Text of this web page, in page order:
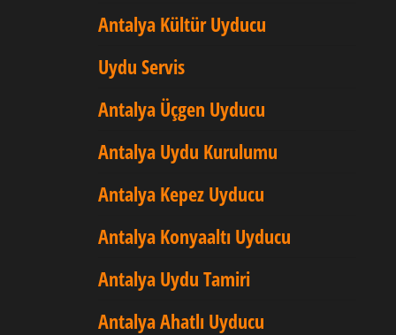
Antalya Kültür Uyducu
Uydu Servis
Antalya Üçgen Uyducu
Antalya Uydu Kurulumu
Antalya Kepez Uyducu
Antalya Konyaaltı Uyducu
Antalya Uydu Tamiri
Antalya Ahatlı Uyducu